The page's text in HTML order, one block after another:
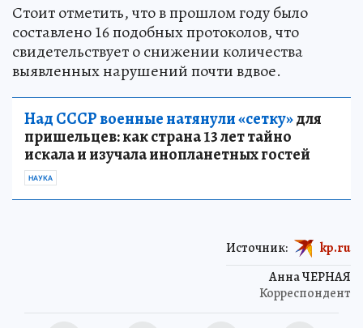
Стоит отметить, что в прошлом году было
составлено 16 подобных протоколов, что
свидетельствует о снижении количества
выявленных нарушений почти вдвое.
Над СССР военные натянули «сетку»для
пришельцев: как страна 13 лет тайно
искала и изучала инопланетных гостей
НАУКА
Анна ЧЕРНАЯ
Корреспондент
Источник: kp.ru